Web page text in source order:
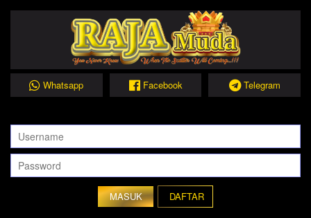
Whatsapp Facebook Telegram
DAFTAR